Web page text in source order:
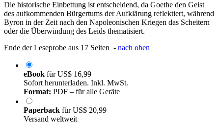
Die historische Einbettung ist entscheidend, da Goethe den Geist
des aufkommenden Bürgertums der Aufklärung reflektiert, während
Byron in der Zeit nach den Napoleonischen Kriegen das Scheitern
oder die Überwindung des Leids thematisiert.
Ende der Leseprobe aus 17 Seiten - nach oben
eBook fürUS$ 16,99
Sofort herunterladen. Inkl. MwSt.
Format: PDF – für alle Geräte
Paperback fürUS$ 20,99
Versand weltweit